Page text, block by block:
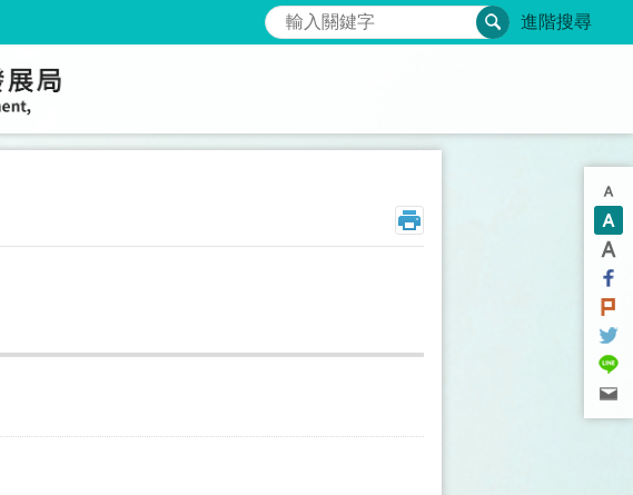
搜尋 進階搜尋